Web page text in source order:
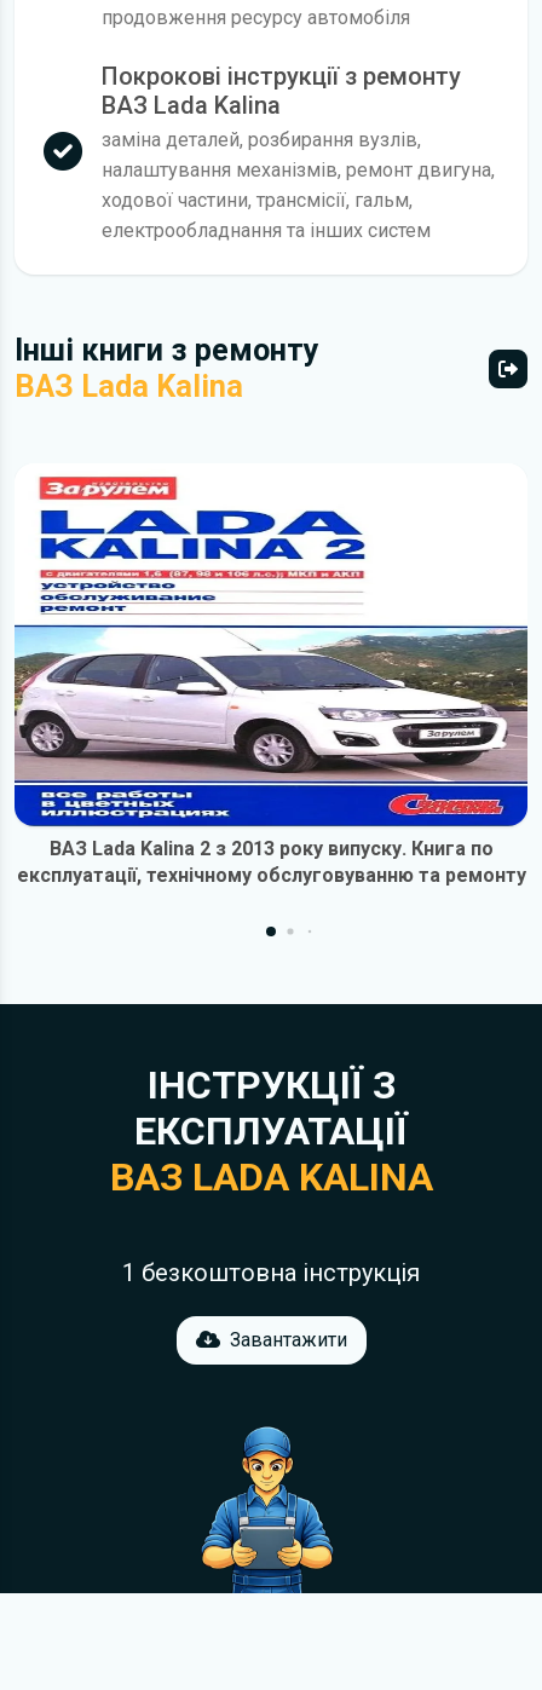
продовження ресурсу автомобіля
Покрокові інструкції з ремонту
ВАЗ Lada Kalina
заміна деталей, розбирання вузлів,
налаштування механізмів, ремонт двигуна,
ходової частини, трансмісії, гальм,
електрообладнання та інших систем
Інші книги з ремонту
ВАЗ Lada Kalina
ВАЗ Lada Kalina 2 з 2013 року випуску. Книга по
експлуатації, технічному обслуговуванню та ремонту
ІНСТРУКЦІЇ З
ЕКСПЛУАТАЦІЇ
ВАЗ LADA KALINA
1 безкоштовна інструкція
Завантажити